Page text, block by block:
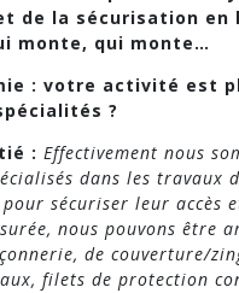
de la sécurisation en
monte, qui monte…
: votre activité est
?
: Effectivement nous
dans les travaux
sécuriser leur accès
nous pouvons être
de couverture/
filets de protection